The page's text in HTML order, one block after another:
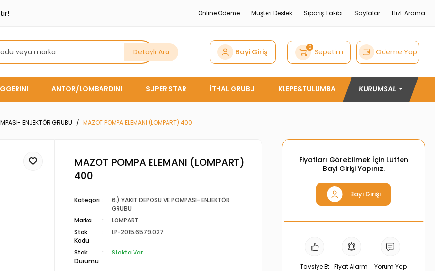
Online Ödeme Müşteri Destek Sipariş Takibi Sayfalar Hızlı Arama
Detaylı Ara Bayi Girişi 0 Sepetim Ödeme Yap
ANTOR/LOMBARDINI SUPER STAR İTHAL GRUBU KLEPE&TULUMBA KURUMSAL
ENJEKTÖR GRUBU MAZOT POMPA ELEMANI (LOMPART) 400
MAZOT POMPA ELEMANI (LOMPART)
400
Kategori
6.) YAKIT DEPOSU VE POMPASI- ENJEKTÖR
GRUBU
Marka
LOMPART
Stok
Kodu
LP-2015.6579.027
Stok
Durumu
Stokta Var
Fiyatları Görebilmek İçin Lütfen
Bayi Girişi Yapınız.
Bayi Girişi
Tavsiye Et Fiyat Alarmı Yorum Yap